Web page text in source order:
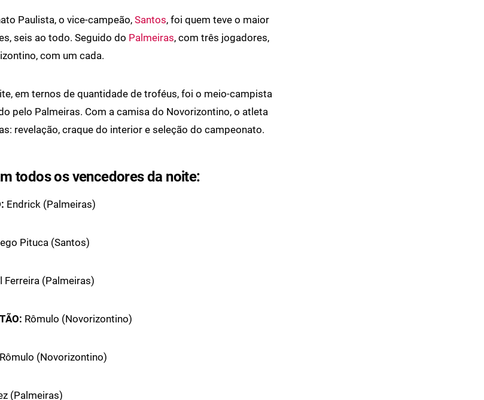
Paulista, o vice-campeão, Santos, foi quem teve o maior
seis ao todo. Seguido do Palmeiras, com três jogadores,
com um cada.
em ternos de quantidade de troféus, foi o meio-campista
pelo Palmeiras. Com a camisa do Novorizontino, o atleta
revelação, craque do interior e seleção do campeonato.
todos os vencedores da noite:
Endrick (Palmeiras)
Pituca (Santos)
Ferreira (Palmeiras)
Rômulo (Novorizontino)
Rômulo (Novorizontino)
(Palmeiras)